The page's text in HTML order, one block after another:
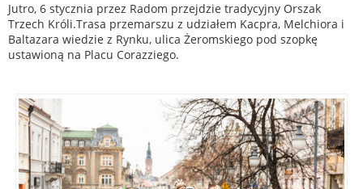
Jutro, 6 stycznia przez Radom przejdzie tradycyjny Orszak
Trzech Króli.Trasa przemarszu z udziałem Kacpra, Melchiora i
Baltazara wiedzie z Rynku, ulica Żeromskiego pod szopkę
ustawioną na Placu Corazziego.